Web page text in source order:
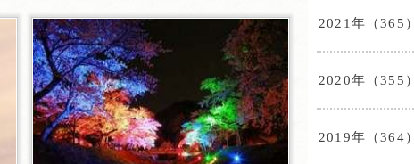
2021年（365）
2020年（355）
2019年（364）